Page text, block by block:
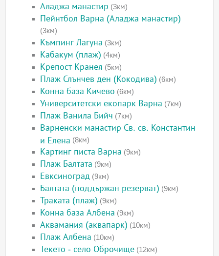
Аладжа манастир (3км)
Пейнтбол Варна (Аладжа манастир)
(3км)
Къмпинг Лагуна (3км)
Кабакум (плаж) (4км)
Крепост Кранея (5км)
Плаж Слънчев ден (Кокодива) (6км)
Конна база Кичево (6км)
Университетски екопарк Варна (7км)
Плаж Ванила Бийч (7км)
Варненски манастир Св. св. Константин
и Елена (8км)
Картинг писта Варна (9км)
Плаж Балтата (9км)
Евксиноград (9км)
Балтата (поддържан резерват) (9км)
Траката (плаж) (9км)
Конна база Албена (9км)
Аквамания (аквапарк) (10км)
Плаж Албена (10км)
Текето - село Оброчище (12км)